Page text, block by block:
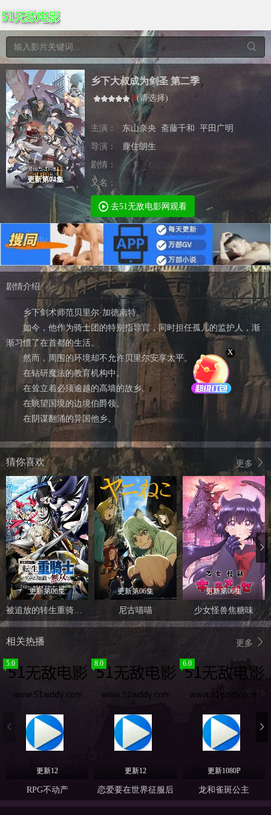
更新第04集
乡下大叔成为剑圣 第二季
0(请选择)
主演： 东山奈央 斋藤千和
平田广明
导演：
鹿住朗生
剧情：
又名：
去51无敌电影网观看
剧情介绍
乡下剑术师范贝里尔·加德南特。
如今，他作为骑士团的特别指导官，同时担任孤儿的监护人，渐
渐习惯了在首都的生活。
然而，周围的环境却不允许贝里尔安享太平。
在钻研魔法的教育机构中。
在耸立着必须逾越的高墙的故乡。
在眺望国境的边境伯爵领。
在阴谋翻涌的异国他乡。
更多
猜你喜欢
更新第06集
被追放的转生重骑士用游戏知识开无双
更新第06集
尼古喵喵
更新第06集
少女怪兽焦糖味
更多
相关热播
5.0
更新12
RPG不动产
8.0
更新12
恋爱要在世界征服后
6.0
更新1080P
龙和雀斑公主
X